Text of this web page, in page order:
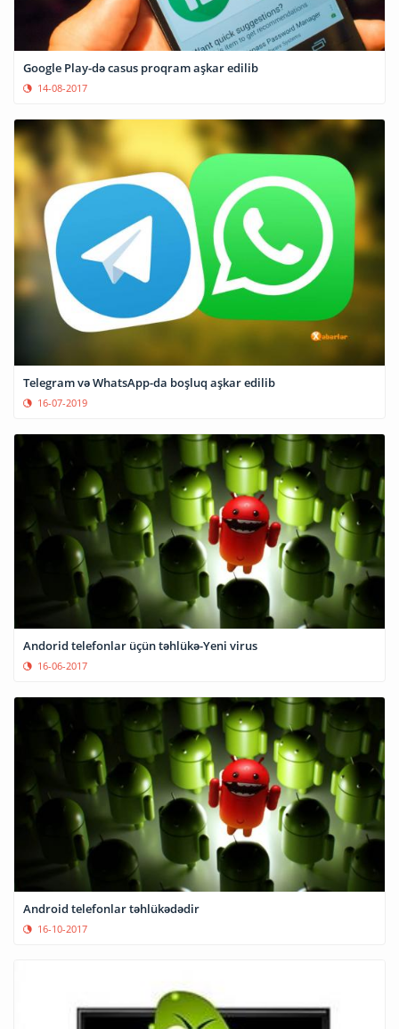
Google Play-də casus proqram aşkar edilib
14-08-2017
Telegram və WhatsApp-da boşluq aşkar edilib
16-07-2019
Andorid telefonlar üçün təhlükə-Yeni virus
16-06-2017
Android telefonlar təhlükədədir
16-10-2017